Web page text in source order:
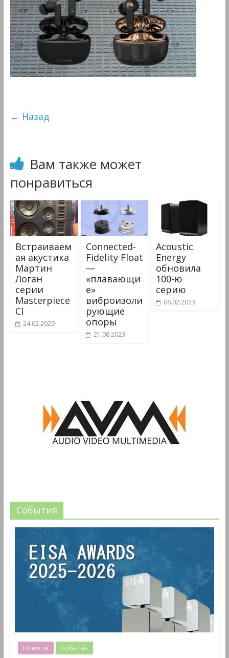
&
Мультимедиа
← Назад
Вам также может
понравиться
Встраиваем
ая акустика
Мартин
Логан
серии
Masterpiece
CI
24.02.2020
Connected-
Fidelity Float
—
«плавающи
е»
виброизоли
рующие
опоры
21.08.2023
Acoustic
Energy
обновила
100-ю
серию
06.02.2023
События
Новости События